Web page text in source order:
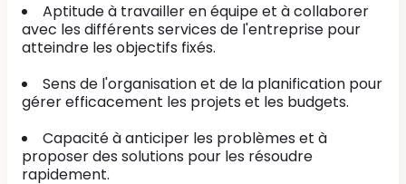
Aptitude à travailler en équipe et à collaborer
avec les différents services de l'entreprise pour
atteindre les objectifs fixés.
Sens de l'organisation et de la planification pour
gérer efficacement les projets et les budgets.
Capacité à anticiper les problèmes et à
proposer des solutions pour les résoudre
rapidement.